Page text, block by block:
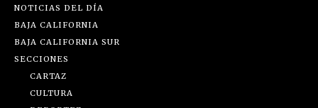
NOTICIAS DEL DÍA
BAJA CALIFORNIA
BAJA CALIFORNIA SUR
SECCIONES
CARTAZ
CULTURA